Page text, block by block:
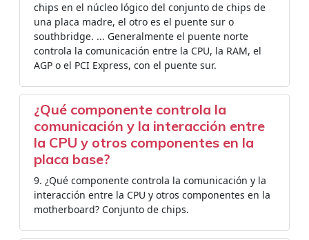
chips en el núcleo lógico del conjunto de chips de
una placa madre, el otro es el puente sur o
southbridge. ... Generalmente el puente norte
controla la comunicación entre la CPU, la RAM, el
AGP o el PCI Express, con el puente sur.
¿Qué componente controla la
comunicación y la interacción entre
la CPU y otros componentes en la
placa base?
9. ¿Qué componente controla la comunicación y la
interacción entre la CPU y otros componentes en la
motherboard? Conjunto de chips.